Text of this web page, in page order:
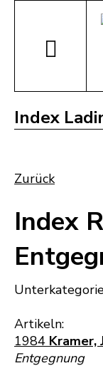
Index
Zurück
Index
Artikeln:
1984 Kramer,
Entgegnung